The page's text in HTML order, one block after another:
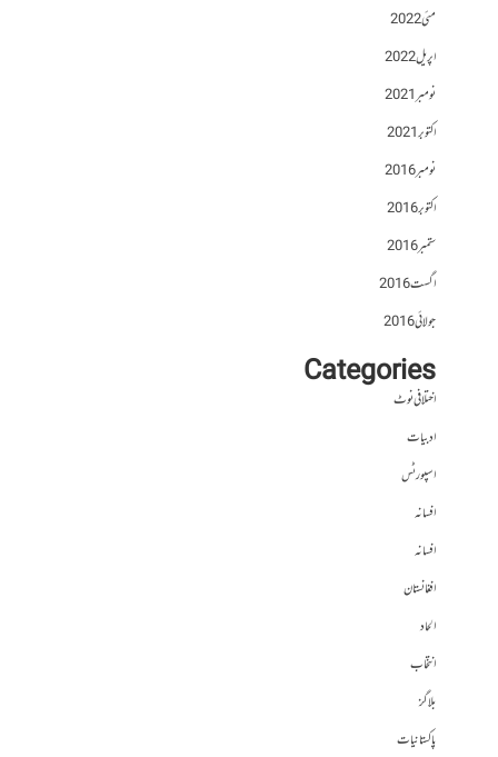
مئی 2022
اپریل 2022
نومبر 2021
اکتوبر 2021
نومبر 2016
اکتوبر 2016
ستمبر 2016
اگست 2016
جولائی 2016
Categories
اختلافی نوٹ
ادبیات
اسپورٹس
افسانہ
افسانہ
افغانستان
الحاد
انتخاب
بلاگز
پاکستانیات